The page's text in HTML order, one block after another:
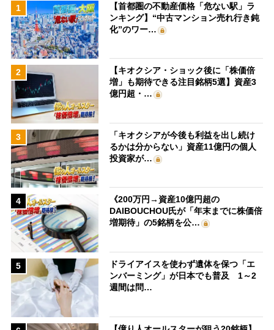
1
【首都圏の不動産価格「危ない駅」ラ
ンキング】“中古マンション売れ行き鈍
化”のワー…
2
【キオクシア・ショック後に「株価倍
増」も期待できる注目銘柄5選】資産3
億円超・…
3
「キオクシアが今後も利益を出し続け
るかは分からない」資産11億円の個人
投資家が…
4
《200万円→資産10億円超の
DAIBOUCHOU氏が「年末までに株価倍
増期待」の5銘柄を公…
5
ドライアイスを使わず遺体を保つ「エ
ンバーミング」が日本でも普及 1～2
週間は問…